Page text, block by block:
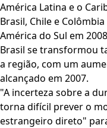
América Latina e o
Brasil, Chile e
América do Sul em
Brasil se transformou
a região, com um
alcançado em 2007.
"A incerteza sobre a
torna difícil prever o
estrangeiro direto"